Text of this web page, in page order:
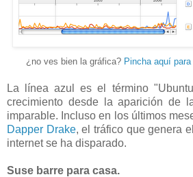
¿no ves bien la gráfica? Pincha aquí
La línea azul es el término
crecimiento desde la aparición de
imparable. Incluso en los últimos
Dapper Drake, el tráfico que genera
internet se ha disparado.
Suse barre para casa.